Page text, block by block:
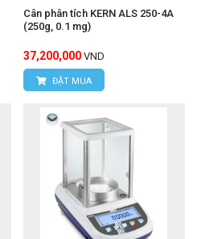
Cân phân tích KERN ALS 250-4A
(250g, 0.1 mg)
37,200,000 VND
ĐẶT MUA